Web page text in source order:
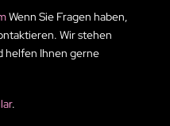
Wenn Sie Fragen haben,
Wir stehen
helfen Ihnen gerne
.